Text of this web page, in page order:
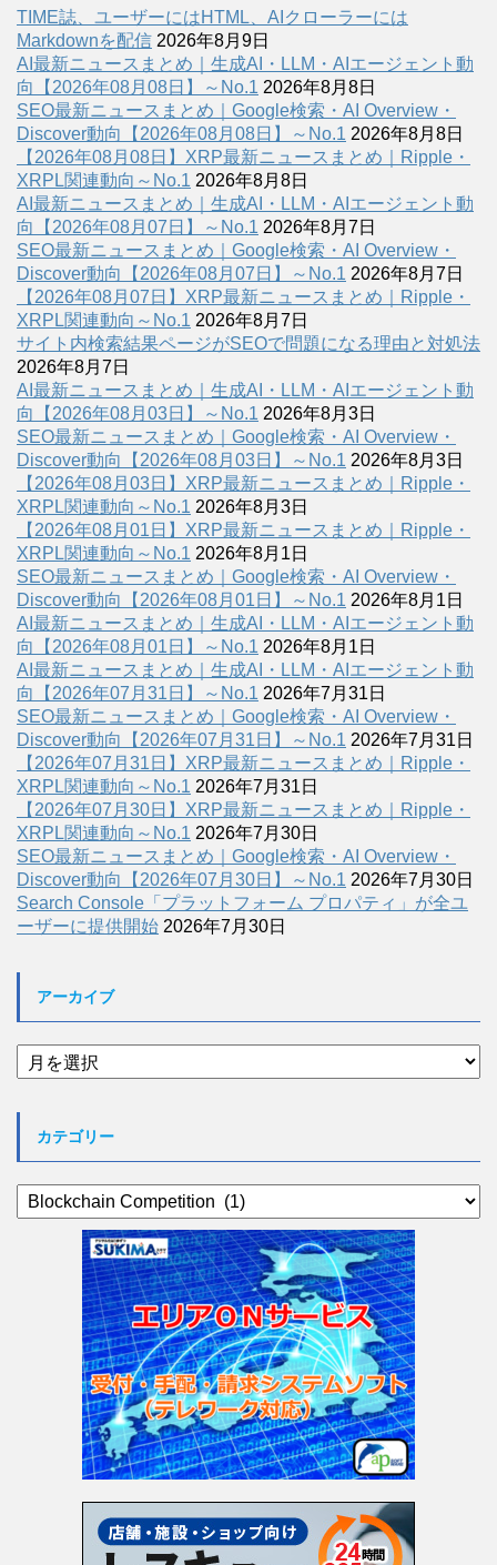
TIME誌、ユーザーにはHTML、AIクローラーには
Markdownを配信 2026年8月9日
AI最新ニュースまとめ｜生成AI・LLM・AIエージェント動
向【2026年08月08日】～No.1 2026年8月8日
SEO最新ニュースまとめ｜Google検索・AI Overview・
Discover動向【2026年08月08日】～No.1 2026年8月8日
【2026年08月08日】XRP最新ニュースまとめ｜Ripple・
XRPL関連動向～No.1 2026年8月8日
AI最新ニュースまとめ｜生成AI・LLM・AIエージェント動
向【2026年08月07日】～No.1 2026年8月7日
SEO最新ニュースまとめ｜Google検索・AI Overview・
Discover動向【2026年08月07日】～No.1 2026年8月7日
【2026年08月07日】XRP最新ニュースまとめ｜Ripple・
XRPL関連動向～No.1 2026年8月7日
サイト内検索結果ページがSEOで問題になる理由と対処法
2026年8月7日
AI最新ニュースまとめ｜生成AI・LLM・AIエージェント動
向【2026年08月03日】～No.1 2026年8月3日
SEO最新ニュースまとめ｜Google検索・AI Overview・
Discover動向【2026年08月03日】～No.1 2026年8月3日
【2026年08月03日】XRP最新ニュースまとめ｜Ripple・
XRPL関連動向～No.1 2026年8月3日
【2026年08月01日】XRP最新ニュースまとめ｜Ripple・
XRPL関連動向～No.1 2026年8月1日
SEO最新ニュースまとめ｜Google検索・AI Overview・
Discover動向【2026年08月01日】～No.1 2026年8月1日
AI最新ニュースまとめ｜生成AI・LLM・AIエージェント動
向【2026年08月01日】～No.1 2026年8月1日
AI最新ニュースまとめ｜生成AI・LLM・AIエージェント動
向【2026年07月31日】～No.1 2026年7月31日
SEO最新ニュースまとめ｜Google検索・AI Overview・
Discover動向【2026年07月31日】～No.1 2026年7月31日
【2026年07月31日】XRP最新ニュースまとめ｜Ripple・
XRPL関連動向～No.1 2026年7月31日
【2026年07月30日】XRP最新ニュースまとめ｜Ripple・
XRPL関連動向～No.1 2026年7月30日
SEO最新ニュースまとめ｜Google検索・AI Overview・
Discover動向【2026年07月30日】～No.1 2026年7月30日
Search Console「プラットフォーム プロパティ」が全ユ
ーザーに提供開始 2026年7月30日
アーカイブ
ア
ー
カテゴリー
カ
テ